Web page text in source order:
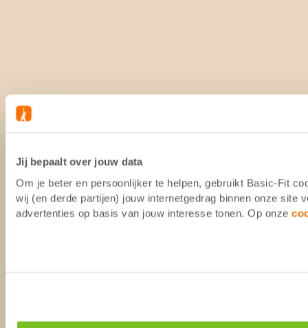
Jij bepaalt over jouw data
Om je beter en persoonlijker te helpen, gebruikt Basic-Fit
wij (en derde partijen) jouw internetgedrag binnen onze site
advertenties op basis van jouw interesse tonen. Op onze